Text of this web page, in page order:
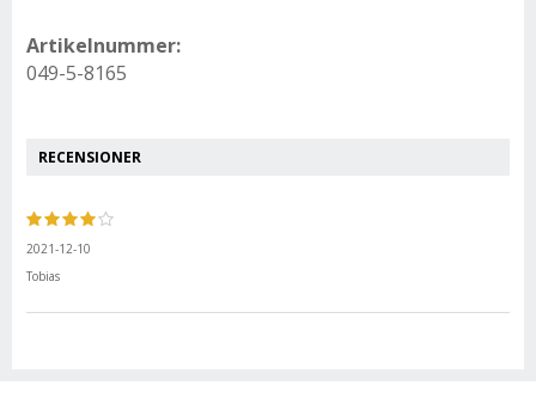
Artikelnummer:
049-5-8165
RECENSIONER
2021-12-10
Tobias